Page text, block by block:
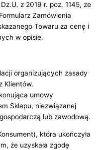
z 2019 r. poz. 1145, ze
Zamówienia
Towaru za cenę i
w opisie.
organizujących zasady
Klientów.
umowy
Sklepu, niezwiązanej
lub zawodową.
która ukończyła
że uzyskała zgodę